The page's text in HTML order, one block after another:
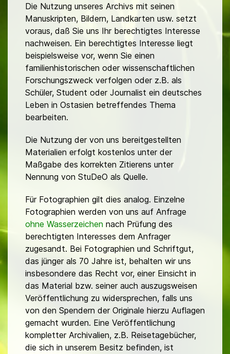
Die Nutzung unseres Archivs mit seinen
Manuskripten, Bildern, Landkarten usw. setzt
voraus, daß Sie uns Ihr berechtigtes Interesse
nachweisen. Ein berechtigtes Interesse liegt
beispielsweise vor, wenn Sie einen
familienhistorischen oder wissenschaftlichen
Forschungszweck verfolgen oder z.B. als
Schüler, Student oder Journalist ein deutsches
Leben in Ostasien betreffendes Thema
bearbeiten.
Die Nutzung der von uns bereitgestellten
Materialien erfolgt kostenlos unter der
Maßgabe des korrekten Zitierens unter
Nennung von StuDeO als Quelle.
Für Fotographien gilt dies analog. Einzelne
Fotographien werden von uns auf Anfrage
ohne Wasserzeichen nach Prüfung des
berechtigten Interesses dem Anfrager
zugesandt. Bei Fotographien und Schriftgut,
das jünger als 70 Jahre ist, behalten wir uns
insbesondere das Recht vor, einer Einsicht in
das Material bzw. seiner auch auszugsweisen
Veröffentlichung zu widersprechen, falls uns
von den Spendern der Originale hierzu Auflagen
gemacht wurden. Eine Veröffentlichung
kompletter Archivalien, z.B. Reisetagebücher,
die sich in unserem Besitz befinden, ist